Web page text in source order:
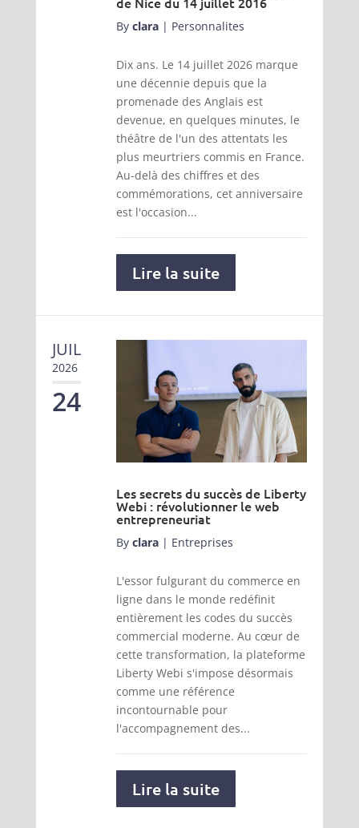
By clara| Personnalites
Dix ans. Le 14 juillet 2026 marque
une décennie depuis que la
promenade des Anglais est
devenue, en quelques minutes, le
théâtre de l'un des attentats les
plus meurtriers commis en France.
Au-delà des chiffres et des
commémorations, cet anniversaire
est l'occasion...
Lire la suite
JUIL
2026
24
Les secrets du succès de Liberty
Webi : révolutionner le web
entrepreneuriat
By clara| Entreprises
L'essor fulgurant du commerce en
ligne dans le monde redéfinit
entièrement les codes du succès
commercial moderne. Au cœur de
cette transformation, la plateforme
Liberty Webi s'impose désormais
comme une référence
incontournable pour
l'accompagnement des...
Lire la suite